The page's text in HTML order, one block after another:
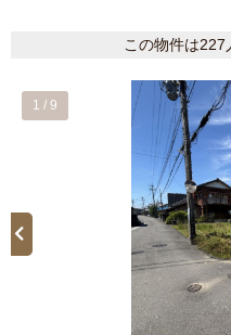
この物件は227
1 / 9